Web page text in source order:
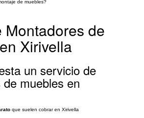
Montadores de
Xirivella
un servicio de
muebles en
que suelen cobrar en Xirivella